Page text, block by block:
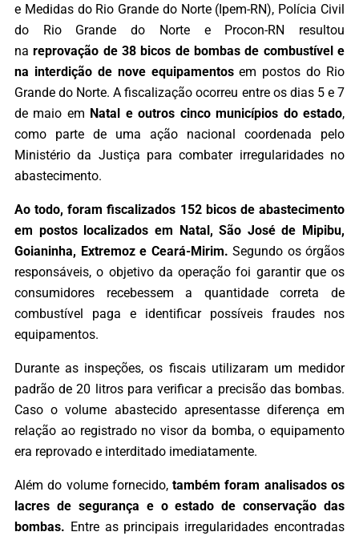
e Medidas do Rio Grande do Norte (Ipem-RN), Polícia Civil
do Rio Grande do Norte e Procon-RN resultou
na reprovação de 38 bicos de bombas de combustível e
na interdição de nove equipamentosem postos do Rio
Grande do Norte. A fiscalização ocorreu entre os dias 5 e 7
de maio em Natal e outros cinco municípios do estado,
como parte de uma ação nacional coordenada pelo
Ministério da Justiça para combater irregularidades no
abastecimento.
Ao todo, foram fiscalizados 152 bicos de abastecimento
em postos localizados em Natal, São José de Mipibu,
Goianinha, Extremoz e Ceará-Mirim. Segundo os órgãos
responsáveis, o objetivo da operação foi garantir que os
consumidores recebessem a quantidade correta de
combustível paga e identificar possíveis fraudes nos
equipamentos.
Durante as inspeções, os fiscais utilizaram um medidor
padrão de 20 litros para verificar a precisão das bombas.
Caso o volume abastecido apresentasse diferença em
relação ao registrado no visor da bomba, o equipamento
era reprovado e interditado imediatamente.
Além do volume fornecido,também foram analisados os
lacres de segurança e o estado de conservação das
bombas. Entre as principais irregularidades encontradas